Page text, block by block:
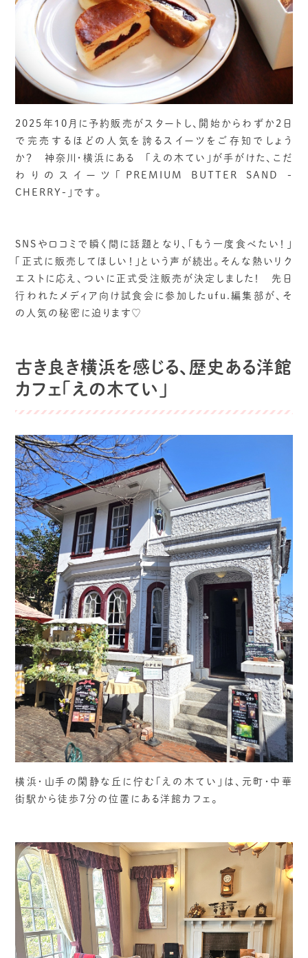
2025年10月に予約販売がスタートし、開始からわずか2日
で完売するほどの人気を誇るスイーツをご存知でしょう
か？ 神奈川・横浜にある 「えの木てい」が手がけた、こだ
わりのスイーツ「PREMIUM BUTTER SAND -
CHERRY-」です。
SNSや口コミで瞬く間に話題となり、「もう一度食べたい！」
「正式に販売してほしい！」という声が続出。そんな熱いリク
エストに応え、ついに正式受注販売が決定しました！ 先日
行われたメディア向け試食会に参加したufu.編集部が、そ
の人気の秘密に迫ります♡
古き良き横浜を感じる、歴史ある洋館
カフェ「えの木てい」
横浜・山手の閑静な丘に佇む「えの木てい」は、元町・中華
街駅から徒歩7分の位置にある洋館カフェ。